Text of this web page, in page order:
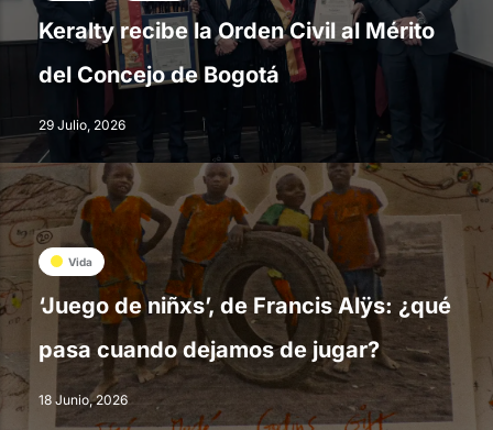
Keralty recibe la Orden Civil al Mérito
del Concejo de Bogotá
29 Julio, 2026
Vida
‘Juego de niñxs’, de Francis Alÿs: ¿qué
pasa cuando dejamos de jugar?
18 Junio, 2026